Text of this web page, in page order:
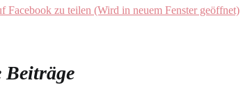
Facebook zu teilen (Wird in neuem Fenster geöffnet)